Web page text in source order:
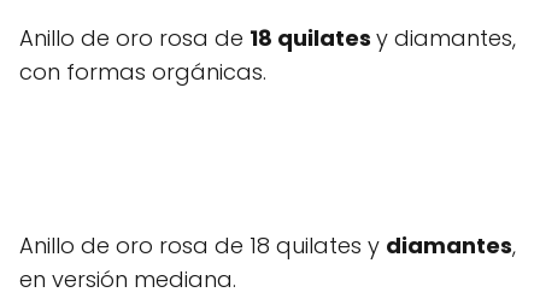
Anillo de oro rosa de 18 quilates y diamantes,
con formas orgánicas.
Anillo de oro rosa de 18 quilates y diamantes,
en versión mediana.